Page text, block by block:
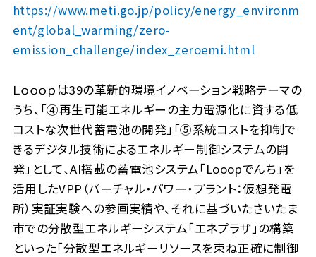
https://www.meti.go.jp/policy/energy_environm
ent/global_warming/zero-
emission_challenge/index_zeroemi.html
Ｌｏｏｏｐは39の革新的環境イノベーション戦略テーマの
うち、「④再生可能エネルギーの主力電源化に資する低
コストな次世代蓄電池の開発」「⑤系統コストを抑制で
きるデジタル技術によるエネルギー制御システムの開
発」として、AI搭載の蓄電池システム「Looopでんち」を
活用したVPP（バーチャル・パワー・プラント：仮想発電
所）実証実験への参画実績や、それに基づいたさいたま
市での分散型エネルギーシステム「エネプラザ」の構築
といった「分散型エネルギーリソースを束ね正確に制御